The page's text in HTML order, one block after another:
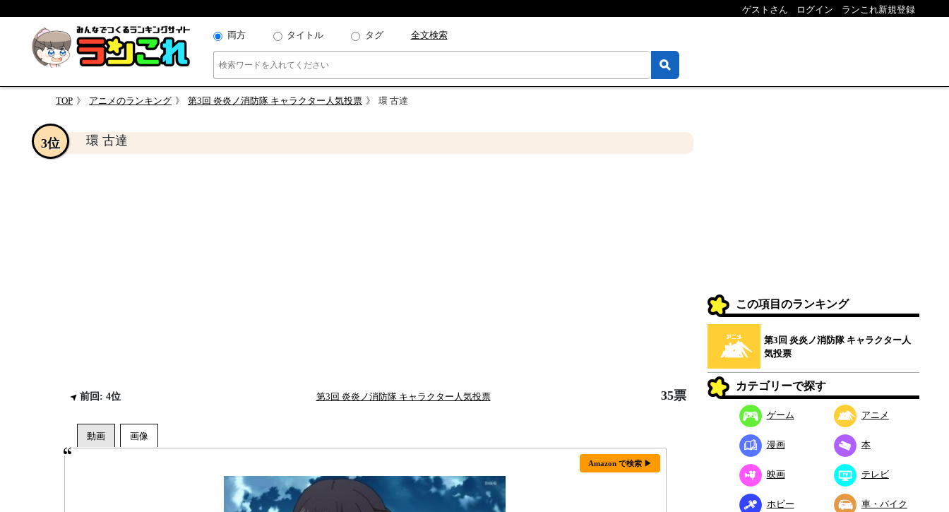
ゲストさん ログイン ランこれ新規登録
両方 タイトル タグ 全文検索
TOP アニメのランキング 第3回 炎炎ノ消防隊 キャラクター人気投票 環 古達
環 古達
3位
前回: 4位 第3回 炎炎ノ消防隊 キャラクター人気投票 35票
Amazon で検索 ▶
この項目のランキング
第3回 炎炎ノ消防隊 キャラクター人
気投票
カテゴリーで探す
ゲーム アニメ
漫画 本
映画 テレビ
ホビー 車・バイク